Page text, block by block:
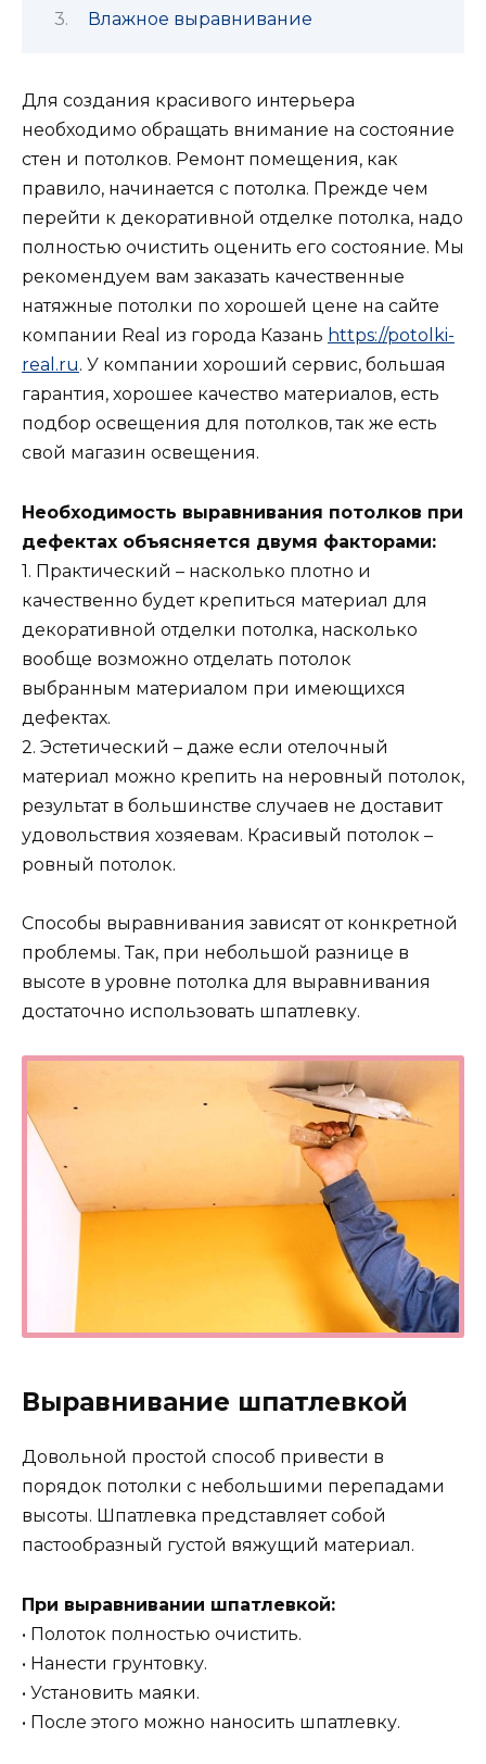
Влажное выравнивание
Для создания красивого интерьера
необходимо обращать внимание на состояние
стен и потолков. Ремонт помещения, как
правило, начинается с потолка. Прежде чем
перейти к декоративной отделке потолка, надо
полностью очистить оценить его состояние. Мы
рекомендуем вам заказать качественные
натяжные потолки по хорошей цене на сайте
компании Real из города Казань https://potolki-
real.ru. У компании хороший сервис, большая
гарантия, хорошее качество материалов, есть
подбор освещения для потолков, так же есть
свой магазин освещения.
Необходимость выравнивания потолков при
дефектах объясняется двумя факторами:
1. Практический – насколько плотно и
качественно будет крепиться материал для
декоративной отделки потолка, насколько
вообще возможно отделать потолок
выбранным материалом при имеющихся
дефектах.
2. Эстетический – даже если отелочный
материал можно крепить на неровный потолок,
результат в большинстве случаев не доставит
удовольствия хозяевам. Красивый потолок –
ровный потолок.
Способы выравнивания зависят от конкретной
проблемы. Так, при небольшой разнице в
высоте в уровне потолка для выравнивания
достаточно использовать шпатлевку.
Выравнивание шпатлевкой
Довольной простой способ привести в
порядок потолки с небольшими перепадами
высоты. Шпатлевка представляет собой
пастообразный густой вяжущий материал.
При выравнивании шпатлевкой:
• Полоток полностью очистить.
• Нанести грунтовку.
• Установить маяки.
• После этого можно наносить шпатлевку.